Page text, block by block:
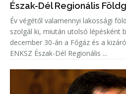
Észak-Dél Regionális
Év végétől valamennyi lakossági
szolgál ki, miután utolsó lépésként
december 30-án a Főgáz és a
ENKSZ Észak-Dél Regionális ...